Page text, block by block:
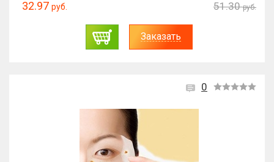
32.97 руб. 51.30 руб.
Заказать
0